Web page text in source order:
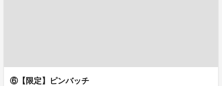
⑥【限定】ピンバッチ